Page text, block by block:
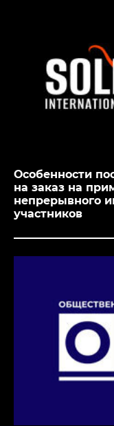
Особенности
на заказ на
непрерывного
участников